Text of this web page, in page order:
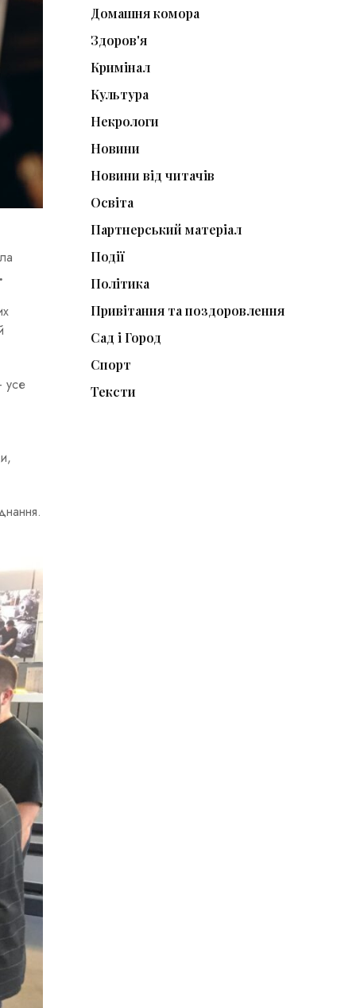
усе
Домашня комора
Здоров'я
Кримінал
Культура
Некрологи
Новини
Новини від читачів
Освіта
Партнерський матеріал
Події
Політика
Привітання та поздоровлення
Сад і Город
Спорт
Тексти